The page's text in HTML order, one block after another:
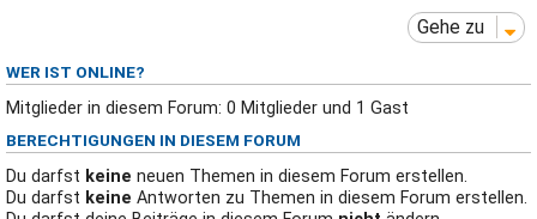
Gehe zu
WER IST ONLINE?
Mitglieder in diesem Forum: 0 Mitglieder und 1 Gast
BERECHTIGUNGEN IN DIESEM FORUM
Du darfst keine neuen Themen in diesem Forum erstellen.
Du darfst keine Antworten zu Themen in diesem Forum erstellen.